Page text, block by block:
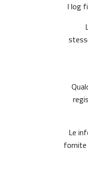
I log
Le
fornite